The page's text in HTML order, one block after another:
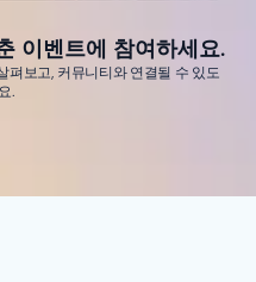
이벤트에 참여하세요.
펴보고, 커뮤니티와 연결될 수 있도
.